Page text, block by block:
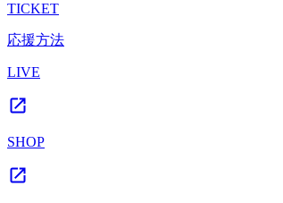
TICKET
応援方法
LIVE
SHOP